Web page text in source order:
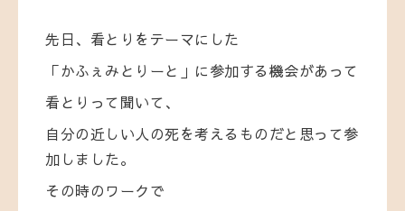
先日、看とりをテーマにした
「かふぇみとりーと」に参加する機会があって
看とりって聞いて、
自分の近しい人の死を考えるものだと思って参
加しました。
その時のワークで